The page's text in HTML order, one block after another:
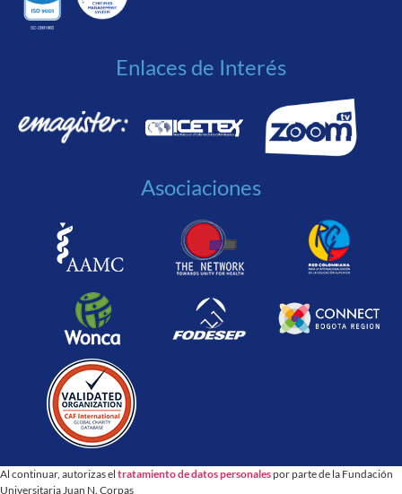
Enlaces de Interés
Asociaciones
Al continuar, autorizas el tratamiento de datos personalespor parte de la Fundación
Universitaria Juan N. Corpas